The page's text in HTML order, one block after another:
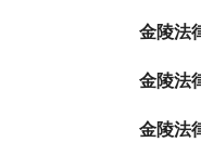
金陵法
金陵法
金陵法